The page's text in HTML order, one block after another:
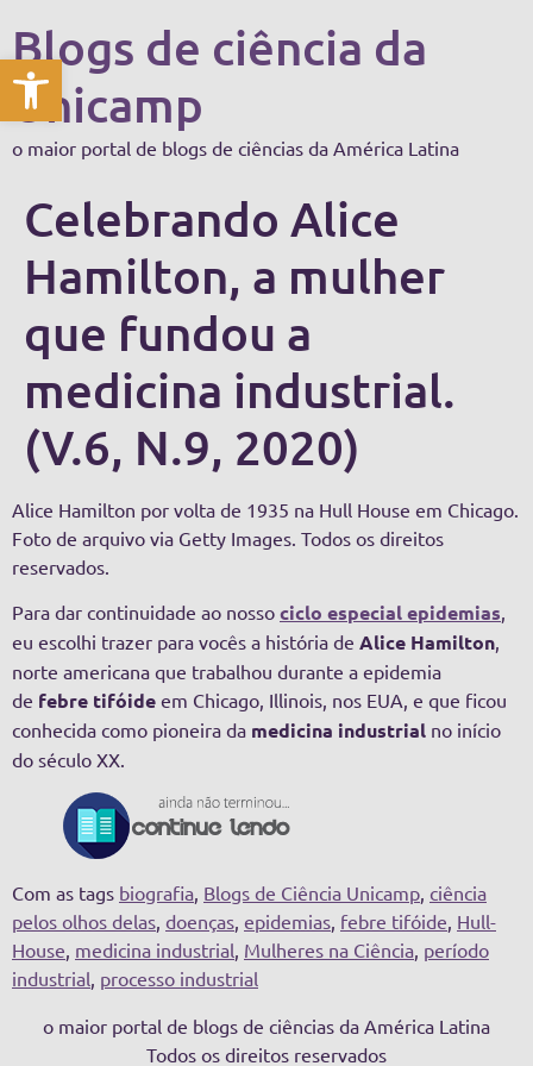
Abrir a barra de ferramentas
Blogs de ciência da
Unicamp
o maior portal de blogs de ciências da América Latina
Celebrando Alice
Hamilton, a mulher
que fundou a
medicina industrial.
(V.6, N.9, 2020)
Alice Hamilton por volta de 1935 na Hull House em Chicago.
Foto de arquivo via Getty Images. Todos os direitos
reservados.
Para dar continuidade ao nosso ciclo especial epidemias,
eu escolhi trazer para vocês a história de Alice Hamilton,
norte americana que trabalhou durante a epidemia
de febre tifóide em Chicago, Illinois, nos EUA, e que ficou
conhecida como pioneira da medicina industrial no início
do século XX.
Com as tags biografia, Blogs de Ciência Unicamp, ciência
pelos olhos delas, doenças, epidemias, febre tifóide, Hull-
House, medicina industrial, Mulheres na Ciência, período
industrial, processo industrial
o maior portal de blogs de ciências da América Latina
Todos os direitos reservados